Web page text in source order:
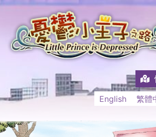
English
繁體